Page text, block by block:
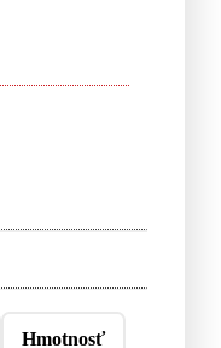
Hmotnosť